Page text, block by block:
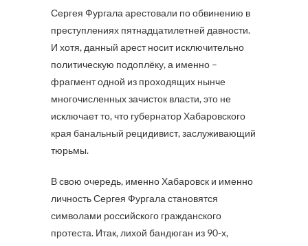
Сергея Фургала арестовали по обвинению в
преступлениях пятнадцатилетней давности.
И хотя, данный арест носит исключительно
политическую подоплёку, а именно –
фрагмент одной из проходящих нынче
многочисленных зачисток власти, это не
исключает то, что губернатор Хабаровского
края банальный рецидивист, заслуживающий
тюрьмы.
В свою очередь, именно Хабаровск и именно
личность Сергея Фургала становятся
символами российского гражданского
протеста. Итак, лихой бандюган из 90-х,